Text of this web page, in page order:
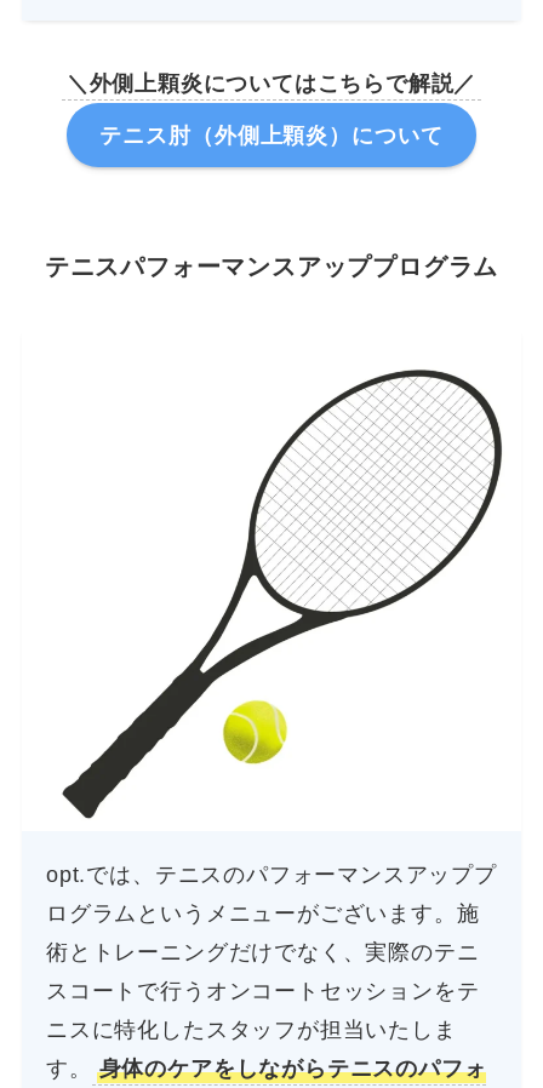
＼外側上顆炎についてはこちらで解説／
テニス肘（外側上顆炎）について
テニスパフォーマンスアッププログラム
opt.では、テニスのパフォーマンスアッププ
ログラムというメニューがございます。施
術とトレーニングだけでなく、実際のテニ
スコートで行うオンコートセッションをテ
ニスに特化したスタッフが担当いたしま
す。
身体のケアをしながらテニスのパフォ